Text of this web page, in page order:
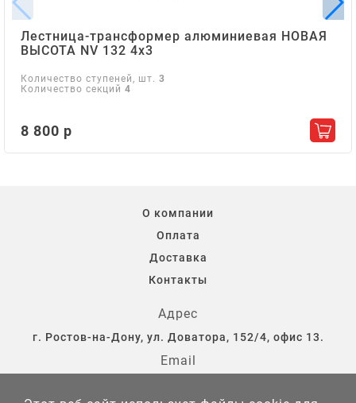
Лестница-трансформер алюминиевая НОВАЯ
ВЫСОТА NV 132 4х3
Количество ступеней, шт. 3
Количество секций 4
8 800 р
О компании
Оплата
Доставка
Контакты
Адрес
г. Ростов-на-Дону, ул. Доватора, 152/4, офис 13.
Email